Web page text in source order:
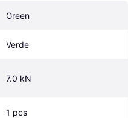
Green
Verde
7.0 kN
1 pcs